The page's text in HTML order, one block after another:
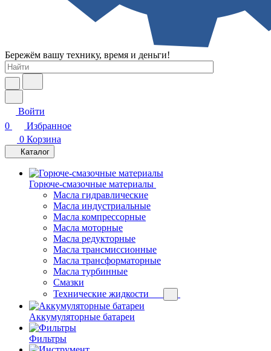
Бережём вашу технику, время и деньги!
Войти
0
Избранное
0 Корзина
Каталог
Горюче-смазочные материалы
Масла гидравлические
Масла индустриальные
Масла компрессорные
Масла моторные
Масла редукторные
Масла трансмиссионные
Масла трансформаторные
Масла турбинные
Смазки
Технические жидкости
Аккумуляторные батареи
Фильтры